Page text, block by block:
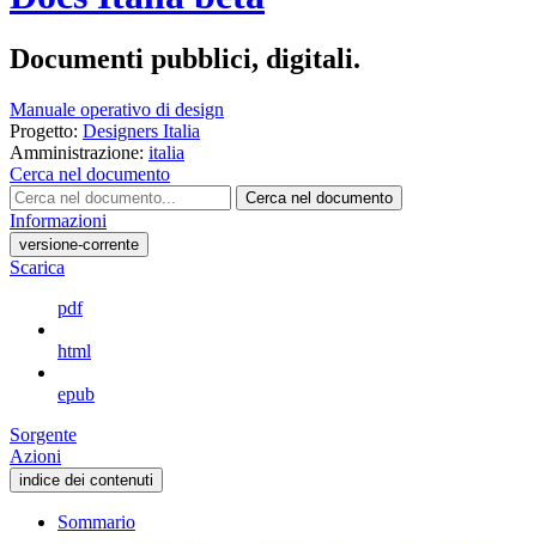
Documenti pubblici, digitali.
Manuale operativo di design
Progetto: Designers Italia
Amministrazione: italia
Cerca nel documento
Cerca nel documento
Informazioni
versione-corrente
Scarica
pdf
html
epub
Sorgente
Azioni
indice dei contenuti
Sommario